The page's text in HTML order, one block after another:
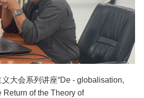
大会系列讲座“De - globalisation,
Return of the Theory of